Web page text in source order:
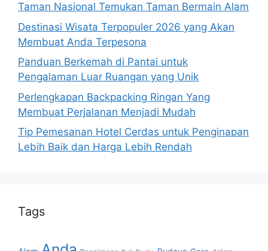
Taman Nasional Temukan Taman Bermain Alam
Destinasi Wisata Terpopuler 2026 yang Akan
Membuat Anda Terpesona
Panduan Berkemah di Pantai untuk
Pengalaman Luar Ruangan yang Unik
Perlengkapan Backpacking Ringan Yang
Membuat Perjalanan Menjadi Mudah
Tip Pemesanan Hotel Cerdas untuk Penginapan
Lebih Baik dan Harga Lebih Rendah
Tags